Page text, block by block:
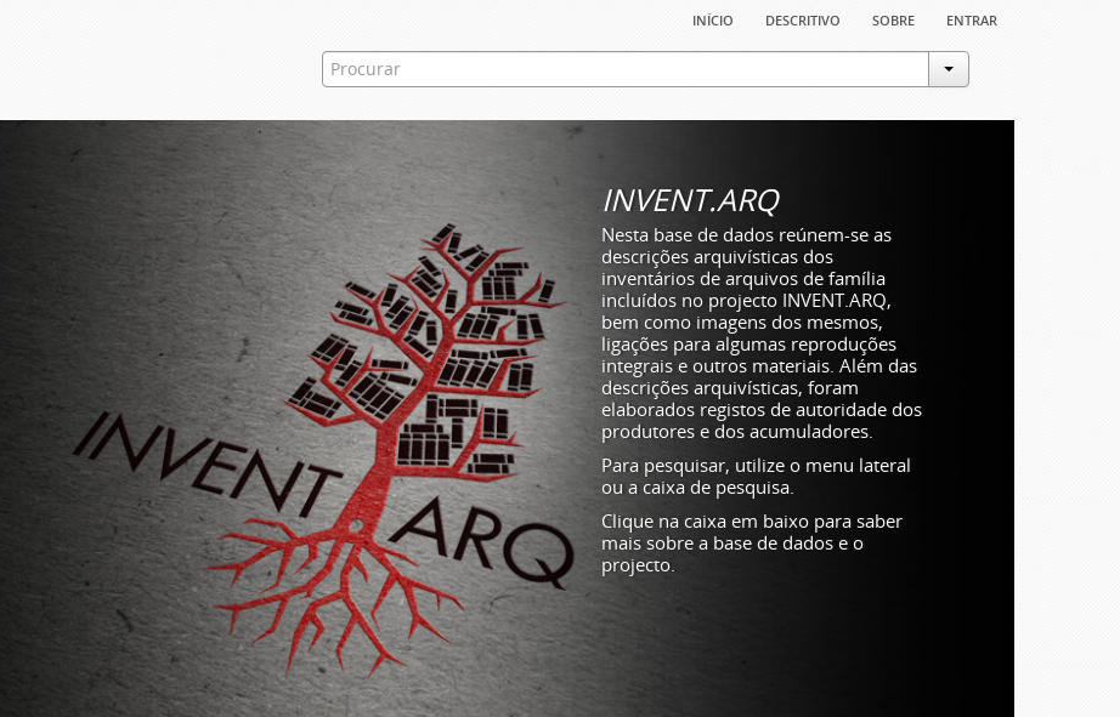
início descritivo sobre entrar
INVENT.ARQ
Nesta base de dados reúnem-se as
descrições arquivísticas dos
inventários de arquivos de família
incluídos no projecto INVENT.ARQ,
bem como imagens dos mesmos,
ligações para algumas reproduções
integrais e outros materiais. Além das
descrições arquivísticas, foram
elaborados registos de autoridade dos
produtores e dos acumuladores.
Para pesquisar, utilize o menu lateral
ou a caixa de pesquisa.
Clique na caixa em baixo para saber
mais sobre a base de dados e o
projecto.